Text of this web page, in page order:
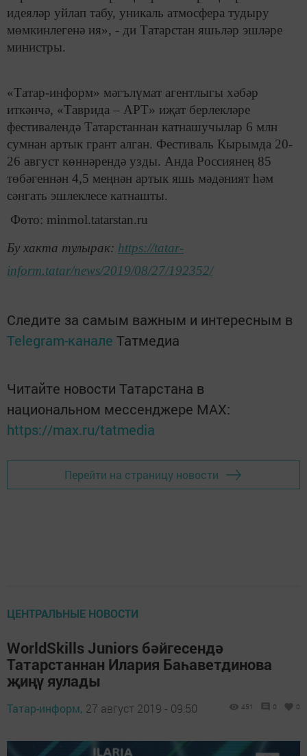
идеяләр уйлап табу, уникаль атмосфера тудыру
мөмкинлегенә ия», - ди Татарстан яшьләр эшләре
министры.
«Татар-информ» мәгълүмат агентлыгы хәбәр
иткәнчә, «Таврида – АРТ» иҗат берлекләре
фестивалендә Татарстаннан катнашучылар 6 млн
сумнан артык грант алган. Фестиваль Кырымда 20-
26 август көннәрендә узды. Анда Россиянең 85
төбәгеннән 4,5 меңнән артык яшь мәдәният һәм
сәнгать эшлеклесе катнашты.
Фото: minmol.tatarstan.ru
Бу хакта тулырак: https://tatar-
inform.tatar/news/2019/08/27/192352/
Следите за самым важным и интересным в
Telegram-канале Татмедиа
Читайте новости Татарстана в
национальном мессенджере MАХ:
https://max.ru/tatmedia
Перейти на страницу новости
ЦЕНТРАЛЬНЫЕ НОВОСТИ
WorldSkills Juniors бәйгесендә
Татарстаннан Илария Баһаветдинова
җиңү яулады
Татар-информ, 27 август 2019 - 09:50 451 0 0